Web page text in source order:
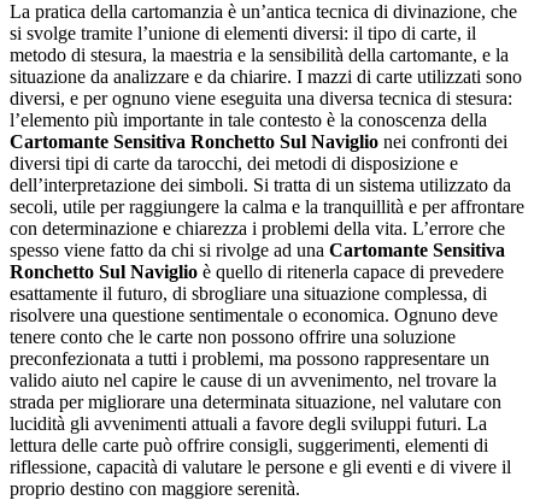
La pratica della cartomanzia è un’antica tecnica di divinazione, che
si svolge tramite l’unione di elementi diversi: il tipo di carte, il
metodo di stesura, la maestria e la sensibilità della cartomante, e la
situazione da analizzare e da chiarire. I mazzi di carte utilizzati sono
diversi, e per ognuno viene eseguita una diversa tecnica di stesura:
l’elemento più importante in tale contesto è la conoscenza della
Cartomante Sensitiva Ronchetto Sul Naviglio nei confronti dei
diversi tipi di carte da tarocchi, dei metodi di disposizione e
dell’interpretazione dei simboli. Si tratta di un sistema utilizzato da
secoli, utile per raggiungere la calma e la tranquillità e per affrontare
con determinazione e chiarezza i problemi della vita. L’errore che
spesso viene fatto da chi si rivolge ad una Cartomante Sensitiva
Ronchetto Sul Naviglio è quello di ritenerla capace di prevedere
esattamente il futuro, di sbrogliare una situazione complessa, di
risolvere una questione sentimentale o economica. Ognuno deve
tenere conto che le carte non possono offrire una soluzione
preconfezionata a tutti i problemi, ma possono rappresentare un
valido aiuto nel capire le cause di un avvenimento, nel trovare la
strada per migliorare una determinata situazione, nel valutare con
lucidità gli avvenimenti attuali a favore degli sviluppi futuri. La
lettura delle carte può offrire consigli, suggerimenti, elementi di
riflessione, capacità di valutare le persone e gli eventi e di vivere il
proprio destino con maggiore serenità.